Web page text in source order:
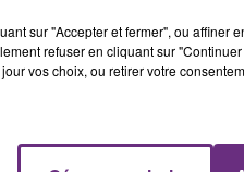
SES PORTES
C'était l'une des
sur "Accepter et fermer", ou affiner
refuser en cliquant sur
vos choix, ou retirer votre